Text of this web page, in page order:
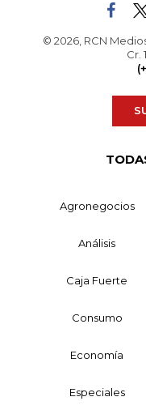
© 2026, RCN
Cr.
Agronegocios
Análisis
Caja Fuerte
Consumo
Economía
Especiales